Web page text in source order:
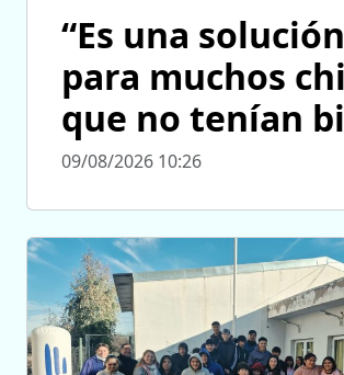
“Es una solución
para muchos
que no tenían
09/08/2026 10:26